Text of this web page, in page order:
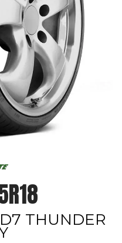
THUNDER